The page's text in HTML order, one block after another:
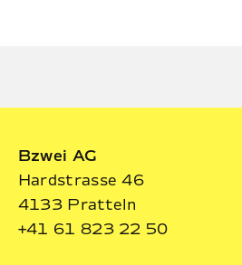
Bzwei AG
Hardstrasse 46
4133 Pratteln
+41 61 823 22 50